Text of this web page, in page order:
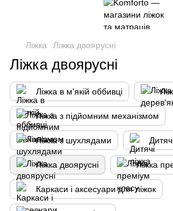
Ліжка Ліжка двоярусні
Ліжка двоярусні
Ліжка в м'якій оббивці
Ліжка з підйомним механізмом
Ліжка з шухлядами
Ліжка двоярусні Ліжка
Каркаси і аксесуари для ліжок